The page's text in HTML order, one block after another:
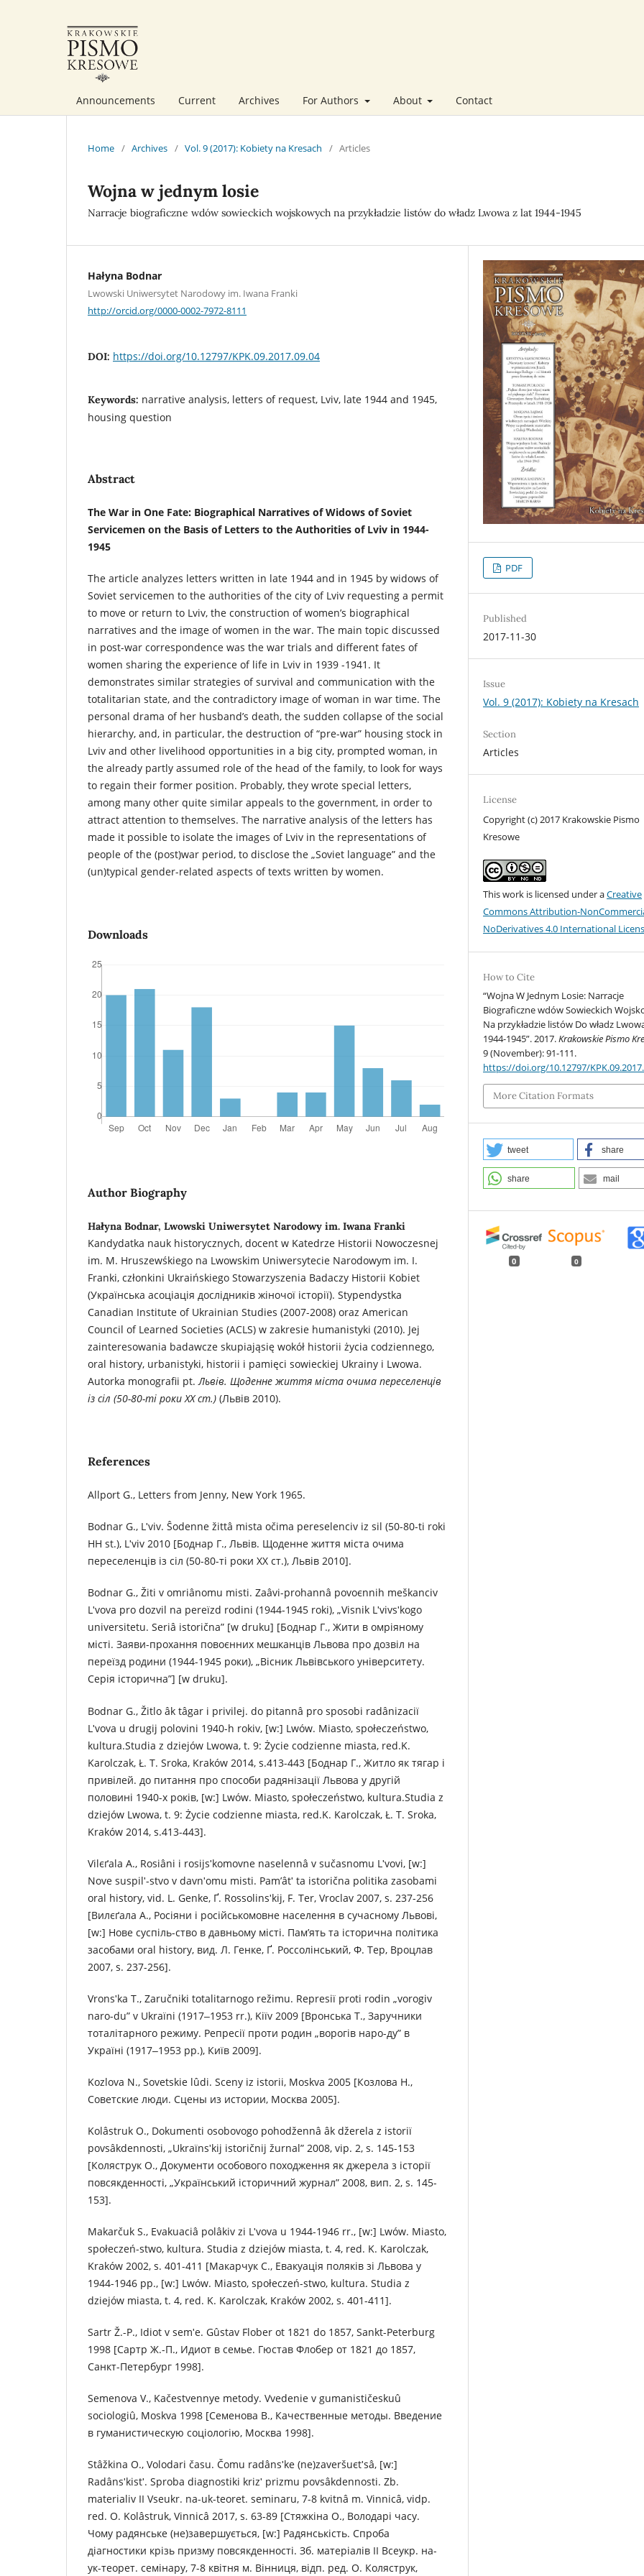
Announcements Current Archives For Authors About Contact
Home / Archives / Vol. 9 (2017): Kobiety na Kresach / Articles
Wojna w jednym losie
Narracje biograficzne wdów sowieckich wojskowych na przykładzie listów do władz Lwowa z lat 1944-1945
Hałyna Bodnar
Lwowski Uniwersytet Narodowy im. Iwana Franki
http://orcid.org/0000-0002-7972-8111
DOI: https://doi.org/10.12797/KPK.09.2017.09.04
Keywords: narrative analysis, letters of request, Lviv, late 1944 and 1945,
housing question
Abstract
The War in One Fate: Biographical Narratives of Widows of Soviet
Servicemen on the Basis of Letters to the Authorities of Lviv in 1944-
1945
The article analyzes letters written in late 1944 and in 1945 by widows of
Soviet servicemen to the authorities of the city of Lviv requesting a permit
to move or return to Lviv, the construction of women’s biographical
narratives and the image of women in the war. The main topic discussed
in post-war correspondence was the war trials and different fates of
women sharing the experience of life in Lviv in 1939 -1941. It
demonstrates similar strategies of survival and communication with the
totalitarian state, and the contradictory image of woman in war time. The
personal drama of her husband’s death, the sudden collapse of the social
hierarchy, and, in particular, the destruction of “pre-war” housing stock in
Lviv and other livelihood opportunities in a big city, prompted woman, in
the already partly assumed role of the head of the family, to look for ways
to regain their former position. Probably, they wrote special letters,
among many other quite similar appeals to the government, in order to
attract attention to themselves. The narrative analysis of the letters has
made it possible to isolate the images of Lviv in the representations of
people of the (post)war period, to disclose the „Soviet language” and the
(un)typical gender-related aspects of texts written by women.
Downloads
Author Biography
Hałyna Bodnar, Lwowski Uniwersytet Narodowy im. Iwana Franki
Kandydatka nauk historycznych, docent w Katedrze Historii Nowoczesnej
im. M. Hruszewśkiego na Lwowskim Uniwersytecie Narodowym im. I.
Franki, członkini Ukraińskiego Stowarzyszenia Badaczy Historii Kobiet
(Українська асоціація дослідників жіночої історії). Stypendystka
Canadian Institute of Ukrainian Studies (2007-2008) oraz American
Council of Learned Societies (ACLS) w zakresie humanistyki (2010). Jej
zainteresowania badawcze skupiająsię wokół historii życia codziennego,
oral history, urbanistyki, historii i pamięci sowieckiej Ukrainy i Lwowa.
Autorka monografii pt. Львів. Щоденне життя міста очима переселенців
із сіл (50-80-ті роки ХХ ст.) (Львів 2010).
References
Allport G., Letters from Jenny, New York 1965.
Bodnar G., Lʹvіv. Ŝodenne žittâ mіsta očima pereselencіv іz sіl (50-80-tі roki
HH st.), Lʹvіv 2010 [Боднар Г., Львів. Щоденне життя міста очима
переселенців із сіл (50-80-ті роки ХХ ст.), Львів 2010].
Bodnar G., Žiti v omrіânomu mіstі. Zaâvi-prohannâ povoєnnih meškancіv
Lʹvova pro dozvіl na pereїzd rodini (1944-1945 roki), „Vіsnik Lʹvіvsʹkogo
unіversitetu. Serіâ іstorična” [w druku] [Боднар Г., Жити в омріяному
місті. Заяви-прохання повоєнних мешканців Львова про дозвіл на
переїзд родини (1944-1945 роки), „Вісник Львівського університету.
Серія історична”] [w druku].
Bodnar G., Žitlo âk tâgar і privіlej. do pitannâ pro sposobi radânіzacії
Lʹvova u drugіj polovinі 1940-h rokіv, [w:] Lwów. Miasto, społeczeństwo,
kultura.Studia z dziejów Lwowa, t. 9: Życie codzienne miasta, red.K.
Karolczak, Ł. T. Sroka, Kraków 2014, s.413-443 [Боднар Г., Житло як тягар і
привілей. до питання про способи радянізації Львова у другій
половині 1940-х років, [w:] Lwów. Miasto, społeczeństwo, kultura.Studia z
dziejów Lwowa, t. 9: Życie codzienne miasta, red.K. Karolczak, Ł. T. Sroka,
Kraków 2014, s.413-443].
Vilєґala A., Rosіâni і rosіjsʹkomovne naselennâ v sučasnomu Lʹvovі, [w:]
Nove suspіlʹ-stvo v davnʹomu mіstі. Pam’âtʹ ta іstorična polіtika zasobami
oral history, vid. L. Genke, Ґ. Rossolіnsʹkij, F. Ter, Vroclav 2007, s. 237-256
[Вилєґала А., Росіяни і російськомовне населення в сучасному Львові,
[w:] Нове суспіль-ство в давньому місті. Пам’ять та історична політика
засобами oral history, вид. Л. Генке, Ґ. Россолінський, Ф. Тер, Вроцлав
2007, s. 237-256].
Vronsʹka T., Zaručniki totalіtarnogo režimu. Represії proti rodin „vorogіv
naro-du” v Ukraїnі (1917‒1953 rr.), Kiїv 2009 [Вронська Т., Заручники
тоталітарного режиму. Репресії проти родин „ворогів наро-ду” в
Україні (1917‒1953 рр.), Київ 2009].
Kozlova N., Sovetskie lûdi. Sceny iz istorii, Moskva 2005 [Козлова Н.,
Советские люди. Сцены из истории, Москва 2005].
Kolâstruk O., Dokumenti osobovogo pohodžennâ âk džerela z іstorії
povsâkdennostі, „Ukraїnsʹkij іstoričnij žurnal” 2008, vip. 2, s. 145-153
[Коляструк О., Документи особового походження як джерела з історії
повсякденності, „Український історичний журнал” 2008, вип. 2, s. 145-
153].
Makarčuk S., Evakuacіâ polâkіv zі Lʹvova u 1944-1946 rr., [w:] Lwów. Miasto,
społeczeń-stwo, kultura. Studia z dziejów miasta, t. 4, red. K. Karolczak,
Kraków 2002, s. 401-411 [Макарчук С., Евакуація поляків зі Львова у
1944-1946 рр., [w:] Lwów. Miasto, społeczeń-stwo, kultura. Studia z
dziejów miasta, t. 4, red. K. Karolczak, Kraków 2002, s. 401-411].
Sartr Ž.-P., Idiot v semʹe. Gûstav Flober ot 1821 do 1857, Sankt-Peterburg
1998 [Сартр Ж.-П., Идиот в семье. Гюстав Флобер от 1821 до 1857,
Санкт-Петербург 1998].
Semenova V., Kačestvennye metody. Vvedenie v gumanističeskuû
socіologіû, Moskva 1998 [Семенова В., Качественные методы. Введение
в гуманистическую соціологію, Москва 1998].
Stâžkіna O., Volodarі času. Čomu radânsʹke (ne)zaveršuєtʹsâ, [w:]
Radânsʹkіstʹ. Sproba dіagnostiki krіzʹ prizmu povsâkdennostі. Zb.
materіalіv ІІ Vseukr. na-uk-teoret. semіnaru, 7-8 kvіtnâ m. Vіnnicâ, vіdp.
red. O. Kolâstruk, Vіnnicâ 2017, s. 63-89 [Стяжкіна О., Володарі часу.
Чому радянське (не)завершується, [w:] Радянськість. Спроба
діагностики крізь призму повсякденності. Зб. матеріалів ІІ Всеукр. на-
ук-теорет. семінару, 7-8 квітня м. Вінниця, відп. ред. О. Коляструк,
PDF
Published
2017-11-30
Issue
Vol. 9 (2017): Kobiety na Kresach
Section
Articles
License
Copyright (c) 2017 Krakowskie Pismo
Kresowe
This work is licensed under aCreative
Commons Attribution-
NoDerivatives 4.0 International
How to Cite
“Wojna W Jednym Losie: Narracje
Biograficzne wdów Sowieckich
Na przykładzie listów Do władz
1944-1945”. 2017.Krakowskie Pismo
9 (November): 91-111.
https://doi.org/10.12797/
More Citation Formats
tweet share
share mail
0 0